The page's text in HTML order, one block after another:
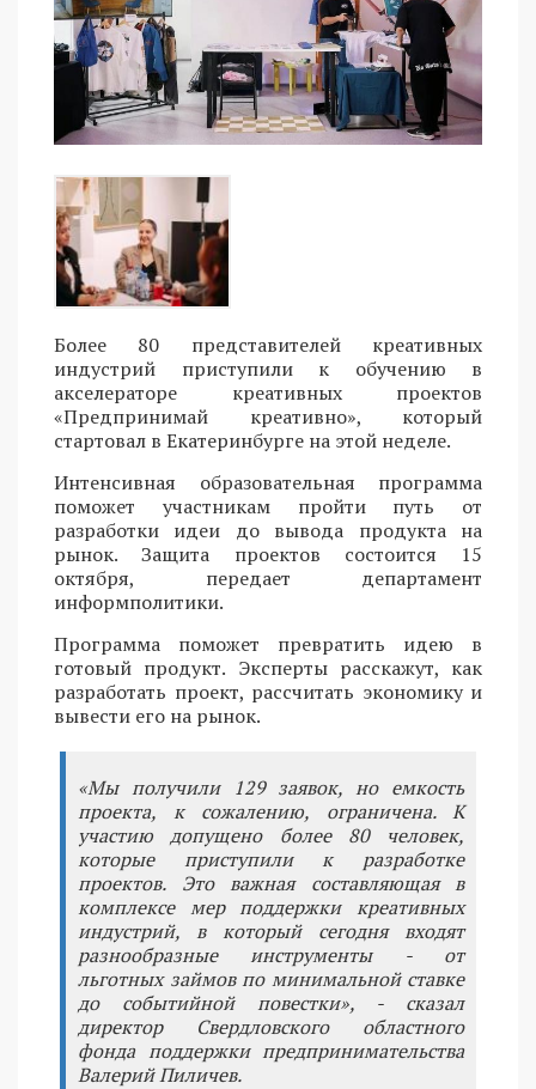
Более 80 представителей креативных
индустрий приступили к обучению в
акселераторе креативных проектов
«Предпринимай креативно», который
стартовал в Екатеринбурге на этой неделе.
Интенсивная образовательная программа
поможет участникам пройти путь от
разработки идеи до вывода продукта на
рынок. Защита проектов состоится 15
октября, передает департамент
информполитики.
Программа поможет превратить идею в
готовый продукт. Эксперты расскажут, как
разработать проект, рассчитать экономику и
вывести его на рынок.
«Мы получили 129 заявок, но емкость
проекта, к сожалению, ограничена. К
участию допущено более 80 человек,
которые приступили к разработке
проектов. Это важная составляющая в
комплексе мер поддержки креативных
индустрий, в который сегодня входят
разнообразные инструменты - от
льготных займов по минимальной ставке
до событийной повестки», - сказал
директор Свердловского областного
фонда поддержки предпринимательства
Валерий Пиличев.